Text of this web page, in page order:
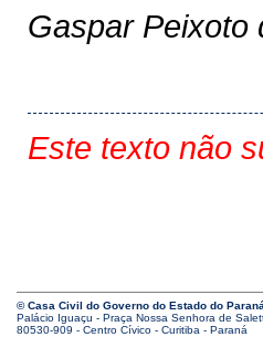
Gaspar Peixoto
Este texto não
© Casa Civil do Governo do Estado do Paraná
Palácio Iguaçu - Praça Nossa Senhora de
80530-909 - Centro Cívico - Curitiba - Paraná